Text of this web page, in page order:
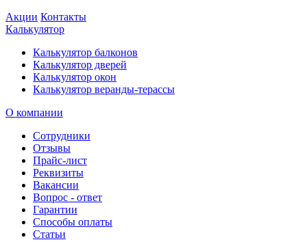
Акции Контакты
Калькулятор
Калькулятор балконов
Калькулятор дверей
Калькулятор окон
Калькулятор веранды-терассы
О компании
Сотрудники
Отзывы
Прайс-лист
Реквизиты
Вакансии
Вопрос - ответ
Гарантии
Способы оплаты
Статьи